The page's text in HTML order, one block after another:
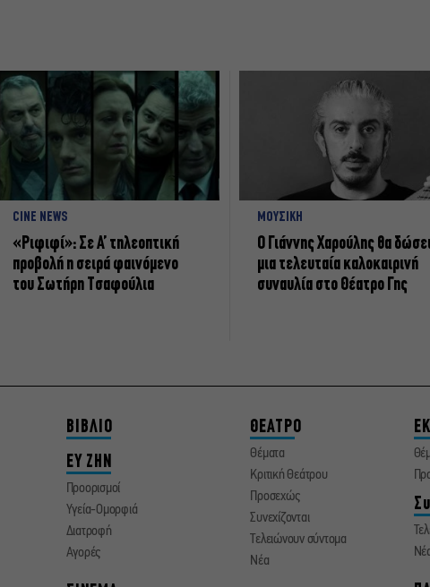
CINE NEWS
«Ριφιφί»: Σε Α’ τηλεοπτική
προβολή η σειρά φαινόμενο
του Σωτήρη Τσαφούλια
ΜΟΥΣΙΚΗ
Ο Γιάννης Χαρούλης θα
μια τελευταία καλοκαιρινή
συναυλία στο Θέατρο Γης
ΒΙΒΛΙΟ
ΕΥ ΖΗΝ
Προορισμοί
Υγεία-Ομορφιά
Διατροφή
Αγορές
ΘΕΑΤΡΟ
Θέματα
Κριτική Θεάτρου
Προσεχώς
Συνεχίζονται
Τελειώνουν σύντομα
Νέα